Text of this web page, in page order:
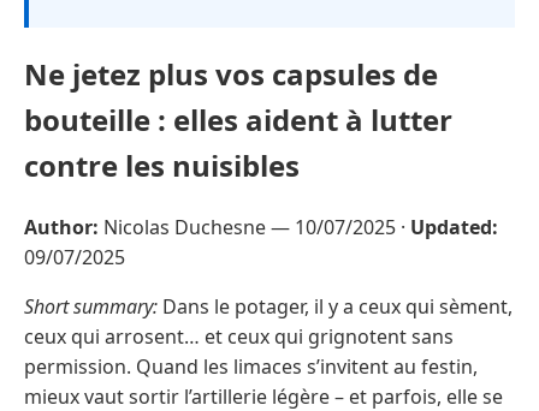
Ne jetez plus vos capsules de
bouteille : elles aident à lutter
contre les nuisibles
Author: Nicolas Duchesne — 10/07/2025 · Updated:
09/07/2025
Short summary: Dans le potager, il y a ceux qui sèment,
ceux qui arrosent… et ceux qui grignotent sans
permission. Quand les limaces s’invitent au festin,
mieux vaut sortir l’artillerie légère – et parfois, elle se